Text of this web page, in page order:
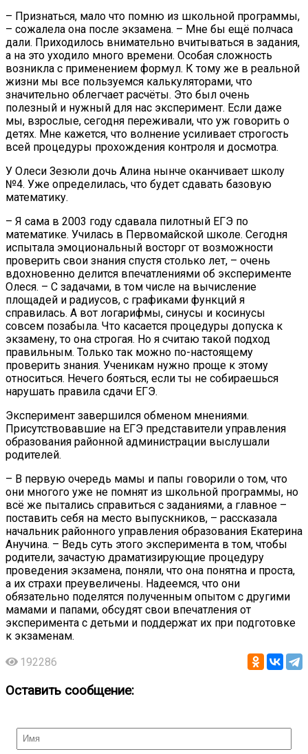
– Признаться, мало что помню из школьной программы,
– сожалела она после экзамена. – Мне бы ещё полчаса
дали. Приходилось внимательно вчитываться в задания,
а на это уходило много времени. Особая сложность
возникла с применением формул. К тому же в реальной
жизни мы все пользуемся калькуляторами, что
значительно облегчает расчёты. Это был очень
полезный и нужный для нас эксперимент. Если даже
мы, взрослые, сегодня переживали, что уж говорить о
детях. Мне кажется, что волнение усиливает строгость
всей процедуры прохождения контроля и досмотра.
У Олеси Зезюли дочь Алина нынче оканчивает школу
№4. Уже определилась, что будет сдавать базовую
математику.
– Я сама в 2003 году сдавала пилотный ЕГЭ по
математике. Училась в Первомайской школе. Сегодня
испытала эмоциональный восторг от возможности
проверить свои знания спустя столько лет, – очень
вдохновенно делится впечатлениями об эксперименте
Олеся. – С задачами, в том числе на вычисление
площадей и радиусов, с графиками функций я
справилась. А вот логарифмы, синусы и косинусы
совсем позабыла. Что касается процедуры допуска к
экзамену, то она строгая. Но я считаю такой подход
правильным. Только так можно по-настоящему
проверить знания. Ученикам нужно проще к этому
относиться. Нечего бояться, если ты не собираешься
нарушать правила сдачи ЕГЭ.
Эксперимент завершился обменом мнениями.
Присутствовавшие на ЕГЭ представители управления
образования районной администрации выслушали
родителей.
– В первую очередь мамы и папы говорили о том, что
они многого уже не помнят из школьной программы, но
всё же пытались справиться с заданиями, а главное –
поставить себя на место выпускников, – рассказала
начальник районного управления образования Екатерина
Анучина. – Ведь суть этого эксперимента в том, чтобы
родители, зачастую драматизирующие процедуру
проведения экзамена, поняли, что она понятна и проста,
а их страхи преувеличены. Надеемся, что они
обязательно поделятся полученным опытом с другими
мамами и папами, обсудят свои впечатления от
эксперимента с детьми и поддержат их при подготовке
к экзаменам.
192286
Оставить сообщение: